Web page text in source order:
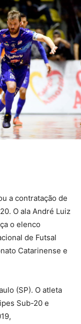
a contratação de
O ala André Luiz
o elenco
de Futsal
Catarinense e
(SP). O atleta
Sub-20 e